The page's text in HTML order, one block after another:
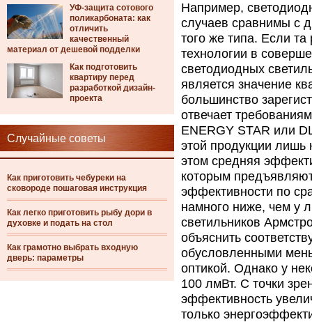
УФ-защита сотового
поликарбоната: как
отличить
качественный
материал от дешевой подделки
Как подготовить
квартиру перед
разработкой дизайн-
проекта
Случайные советы
Как приготовить чебуреки на
сковороде пошаговая инструкция
Как легко приготовить рыбу дори в
духовке и подать на стол
Как грамотно выбрать входную
дверь: параметры
Например,
случаев сравнимы с
того же типа. Если
технологии в
светодиодных
является значение
большинство
отвечает
ENERGY STAR или
этой продукции лишь
этом средняя
которым
эффективности по
намного ниже, чем у
светильников
объяснить
обусловленными
оптикой. Однако у
100 лмВт. С точки
эффективность
только